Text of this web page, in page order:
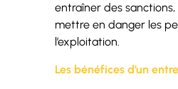
entraîner des
mettre en danger les
l’exploitation.
Les bénéfices d’un